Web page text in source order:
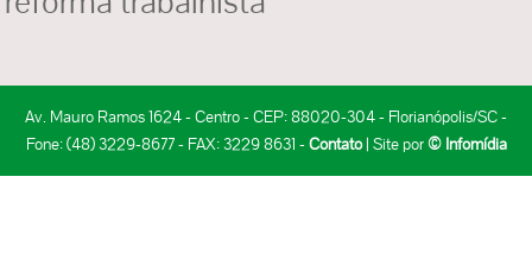
Av. Mauro Ramos 1624 - Centro - CEP: 88020-304 - Florianópolis/SC -
Fone: (48) 3229-8677 - FAX: 3229 8631 -Contato| Site por© Infomídia